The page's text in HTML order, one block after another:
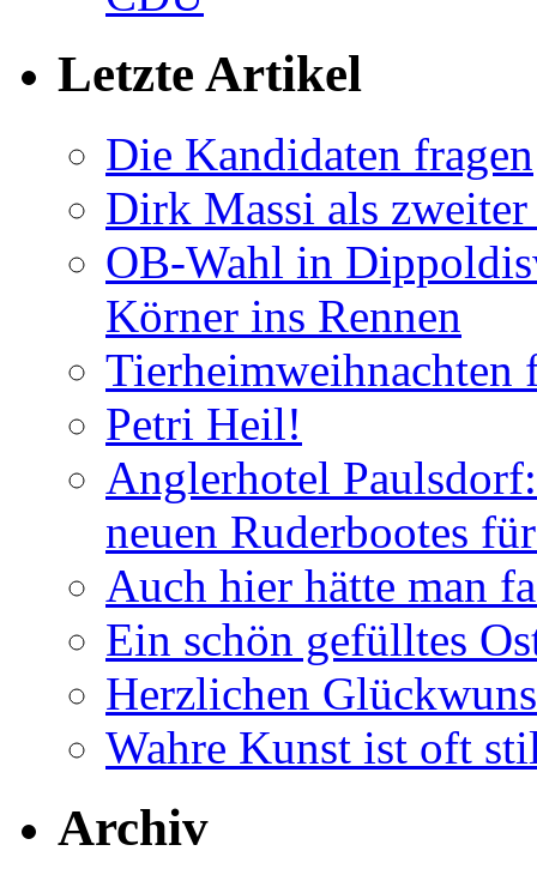
Letzte Artikel
Die Kandidaten fragen
Dirk Massi als
OB-Wahl in
Körner ins Rennen
Tierheimweihnachten
Petri Heil!
Anglerhotel
neuen Ruderbootes
Auch hier hätte man
Ein schön gefülltes
Herzlichen
Wahre Kunst ist oft
Archiv